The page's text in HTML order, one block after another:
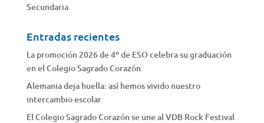
Secundaria
Entradas recientes
La promoción 2026 de 4º de ESO celebra su graduación
en el Colegio Sagrado Corazón
Alemania deja huella: así hemos vivido nuestro
intercambio escolar
El Colegio Sagrado Corazón se une al VDB Rock Festival